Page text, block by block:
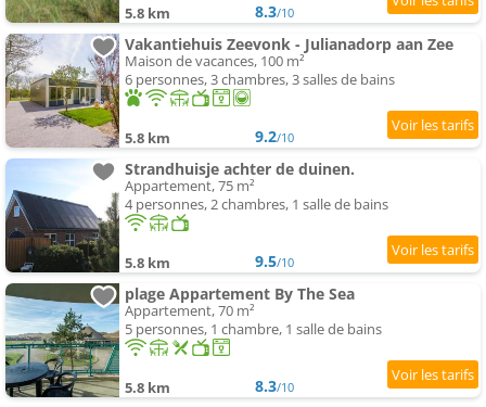
5.8 km 8.3/10
Vakantiehuis Zeevonk - Julianadorp aan Zee
Maison de vacances, 100 m²
6 personnes, 3 chambres, 3 salles de bains
5.8 km 9.2/10
Strandhuisje achter de duinen.
Appartement, 75 m²
4 personnes, 2 chambres, 1 salle de bains
5.8 km 9.5/10
plage Appartement By The Sea
Appartement, 70 m²
5 personnes, 1 chambre, 1 salle de bains
5.8 km 8.3/10